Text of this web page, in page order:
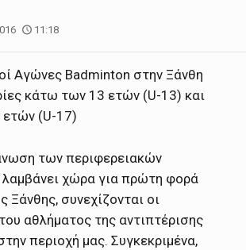
11:18
Αγώνες Badminton στην Ξάνθη
κάτω των 13 ετών (U-13) και
(U-17)
των περιφερειακών
χώρα για πρώτη φορά
Ξάνθης, συνεχίζονται οι
αθλήματος της αντιπτέρισης
περιοχή μας. Συγκεκριμένα,